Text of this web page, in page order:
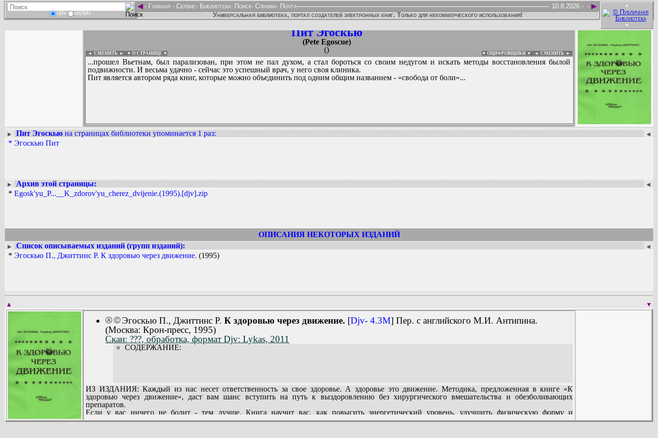
«И» «ИЛИ»
•
•
◄ ►
- Главная - Сервис- Библиотека- Поиск- Справка- Почта -
10.8.2026 -
Универсальная библиотека, портал создателей электронных книг. Только для некоммерческого использования!
Пит Эгоскью
(Pete Egoscue)
()
◄ СМЕНИТЬ ► ▼ О СТРАНИЦЕ ▼ ▼ ОЦИФРОВЩИКИ ▼ ◄ СМЕНИТЬ ►
...прошел Вьетнам, был парализован, при этом не пал духом, а стал бороться со своим недугом и искать методы восстановления былой
подвижности. И весьма удачно - сейчас это успешный врач, у него своя клиника.
Пит является автором ряда книг, которые можно объединить под одним общим названием - «свобода от боли»...
:
Вадим Ершов...
► ◄
Пит Эгоскью на страницах библиотеки упоминается 1 раз:
* Эгоскью Пит
► ◄
Архив этой страницы:
* Egosk'yu_P...__K_zdorov'yu_cherez_dvijenie.(1995).[djv].zip
ОПИСАНИЯ НЕКОТОРЫХ ИЗДАНИЙ
► ◄
Список описываемых изданий (групп изданий):
* Эгоскью П., Джиттинс Р. К здоровью через движение. (1995)
▼
▲
Ⓐ Ⓒ Эгоскью П., Джиттинс Р. К здоровью через движение. [Djv- 4.3M] Пер. с английского М.И. Антипина.
(Москва: Крон-пресс, 1995)
Скан: ???, обработка, формат Djv: Lykas, 2011
СОДЕРЖАНИЕ:
ИЗ ИЗДАНИЯ: Каждый из нас несет ответственность за свое здоровье. А здоровье это движение. Методика, предложенная в книге «К
здоровью через движение», даст вам шанс вступить на путь к выздоровлению без хирургического вмешательства и обезболивающих
препаратов.
Если у вас ничего не болит - тем лучше. Книга научит вас, как повысить энергетический уровень, улучшить физическую форму и
предотвратить развитие, заболеваний.